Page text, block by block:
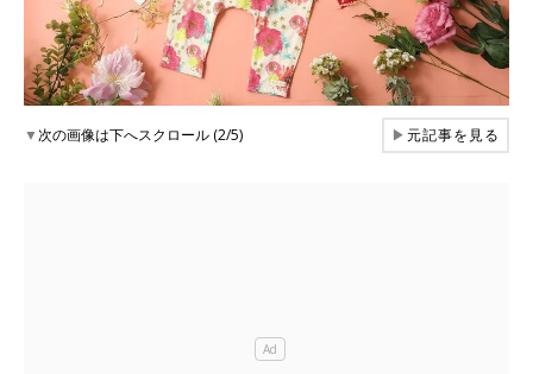
▼次の画像は下へスクロール (2/5) ▶元記事を見る